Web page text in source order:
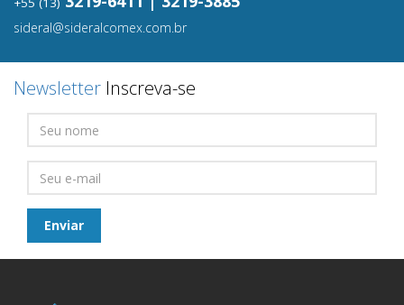
sideral@sideralcomex.com.br
Newsletter Inscreva-se